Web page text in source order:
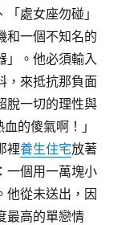
處女座勿碰」
和一個不知名的
」。他必須輸入
，來抵抗那負面
脫一切的理性與
血的傻氣啊！」
裡養生住宅放著
一個用一萬塊小
他從未送出，因
最高的單戀情